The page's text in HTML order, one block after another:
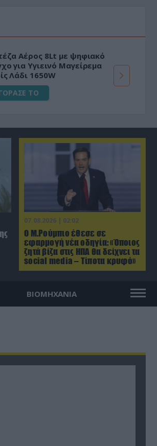
Αέρος 8Lt με ψηφιακό
για Υγιεινό Μαγείρεμα
Λάδι 1650W
ΤΟ
07.08.2026 | 02:02
Ο Μ.Ρούμπιο έθεσε σε
εφαρμογή νέα οδηγία: «Όποιος
ζητά βίζα στις ΗΠΑ θα δείχνει τα
social media – Τίποτα κρυφό»
ΒΙΟΜΗΧΑΝΙΑ